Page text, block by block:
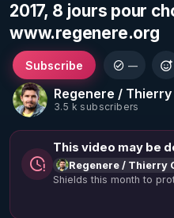
2017, 8 jours pour
www.regenere.org
Regenere /
3.5 k subscribers
Subscribe —
This video may be
Regenere / Thierry
Shields this month to